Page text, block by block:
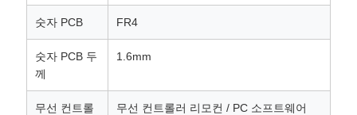
숫자 PCB FR4
숫자 PCB 두
께
1.6mm
무선 컨트롤
무선 컨트롤러 리모컨 / PC 소프트웨어